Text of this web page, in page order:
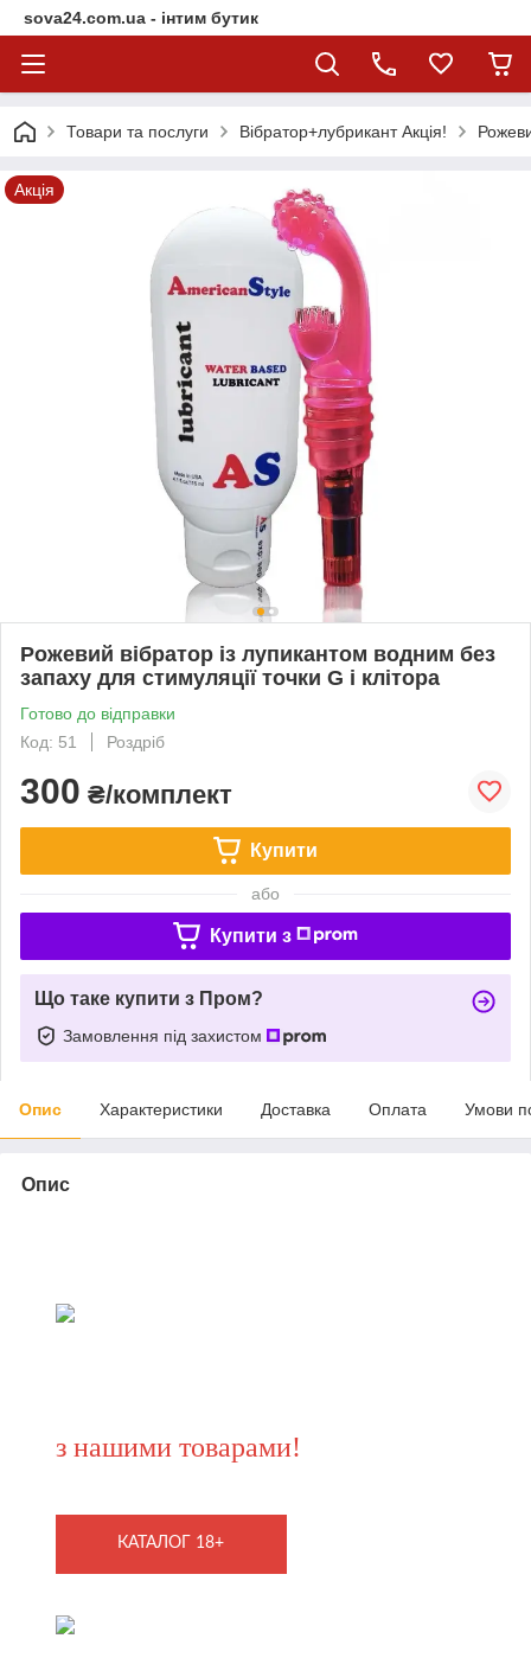
sova24.com.ua - інтим бутик
Товари та послуги Вібратор+лубрикант Акція!
Акція
Рожевий вібратор із лупикантом водним без
запаху для стимуляції точки G і клітора
Готово до відправки
Код: 51
Роздріб
300 ₴/комплект
Купити
або
Купити з
Що таке купити з Пром?
Замовлення під захистом
Опис Характеристики Доставка Оплата Умови
Опис
з нашими товарами!
КАТАЛОГ 18+